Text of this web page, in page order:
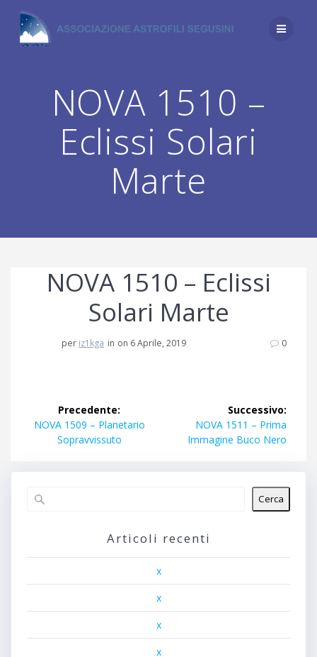
contenuto
NOVA 1510 –
Eclissi Solari
Marte
NOVA 1510 – Eclissi
Solari Marte
per iz1kga in on 6 Aprile, 2019 0
Navigazione
articoli
Precedente:
Articolo
precedente:
NOVA 1509 – Planetario
Sopravvissuto
Successivo:
Articolo
successivo:
NOVA 1511 – Prima
Immagine Buco Nero
Cerca
Articoli recenti
x
x
x
x